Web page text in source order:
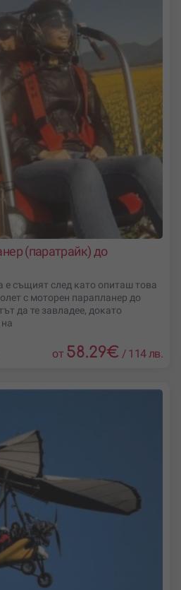
(паратрайк) до
е същият след като опиташ това
с моторен парапланер до
да те завладее, докато
от 58.29€ / 114 лв.